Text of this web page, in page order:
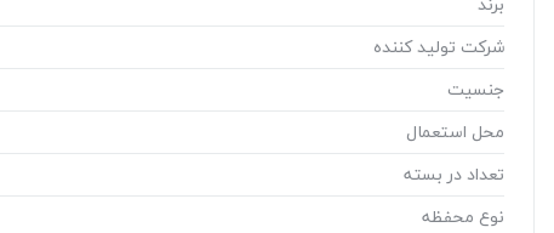
شرکت تولید کننده
جنسیت
محل استعمال
تعداد در بسته
نوع محفظه